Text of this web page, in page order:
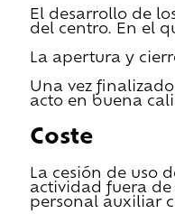
El desarrollo de
del centro. En el
La apertura y
Una vez
acto en buena
Coste
La cesión de uso
actividad fuera
personal auxiliar